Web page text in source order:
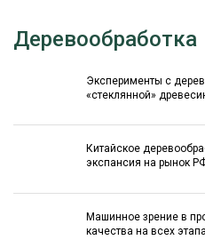
Деревообработка
Эксперименты с
«стеклянной»
Китайское
экспансия на рынок
Машинное зрение в
качества на всех